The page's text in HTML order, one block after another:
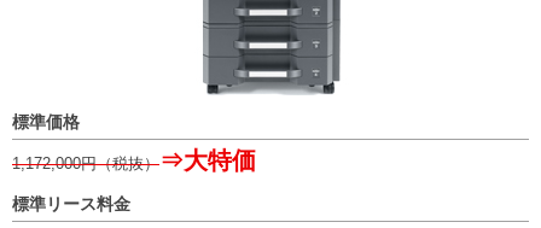
標準価格
1,172,000円（税抜）⇒大特価
標準リース料金